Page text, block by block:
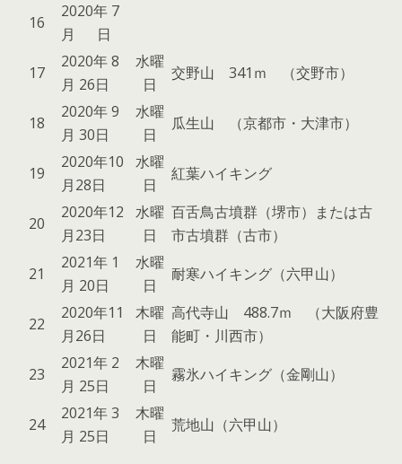
16
2020年 7
月 日
17
2020年 8
月 26日
水曜
日
交野山 341ｍ （交野市）
18
2020年 9
月 30日
水曜
日
瓜生山 （京都市・大津市）
19
2020年10
月28日
水曜
日
紅葉ハイキング
20
2020年12
月23日
水曜
日
百舌鳥古墳群（堺市）または古
市古墳群（古市）
21
2021年 1
月 20日
水曜
日
耐寒ハイキング（六甲山）
22
2020年11
月26日
木曜
日
高代寺山 488.7ｍ （大阪府豊
能町・川西市）
23
2021年 2
月 25日
木曜
日
霧氷ハイキング（金剛山）
24
2021年 3
月 25日
木曜
日
荒地山（六甲山）